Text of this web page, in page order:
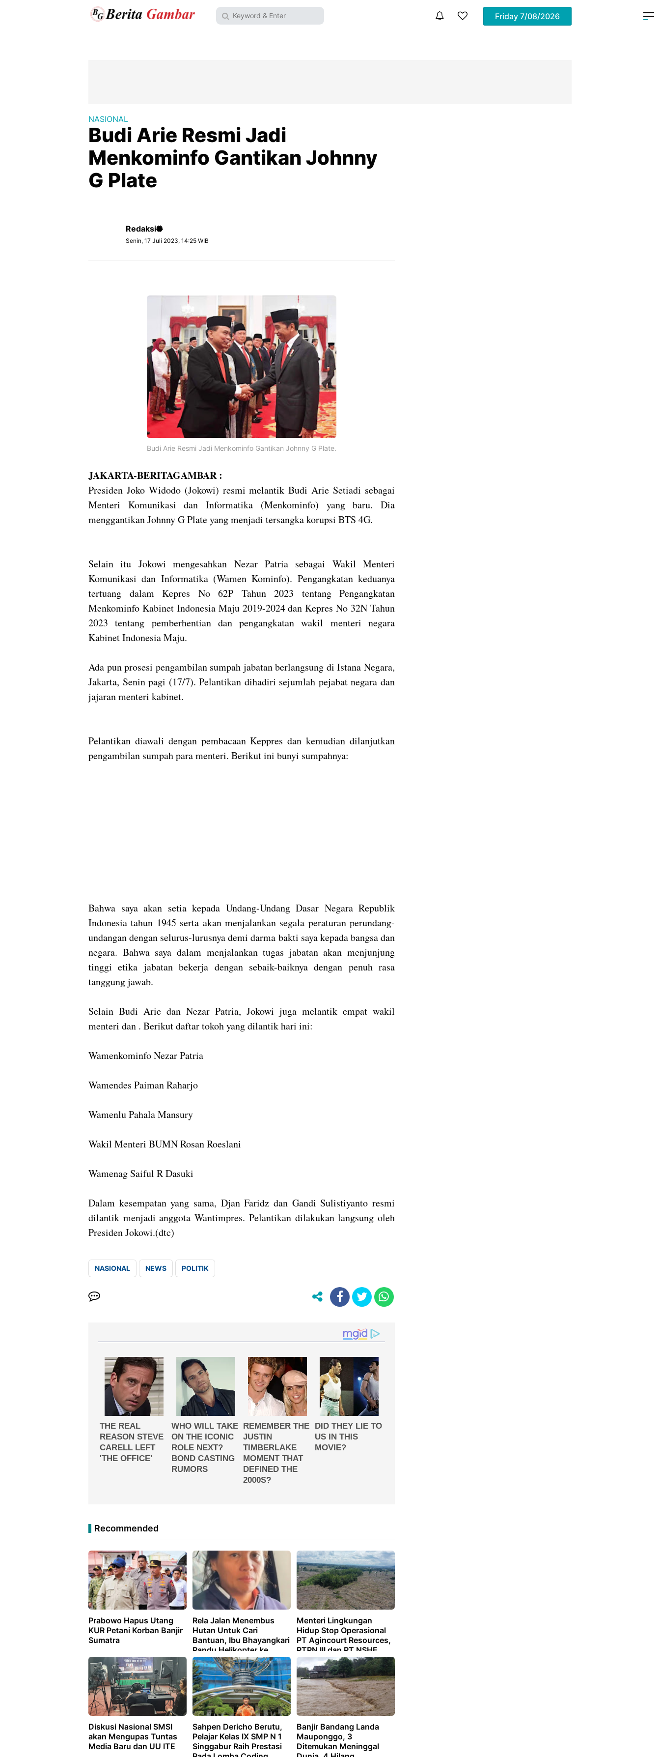
Friday 7/08/2026
NASIONAL
Budi Arie Resmi Jadi
Menkominfo Gantikan Johnny
G Plate
Redaksi
Senin, 17 Juli 2023, 14:25 WIB
Budi Arie Resmi Jadi Menkominfo Gantikan Johnny G Plate.
JAKARTA-BERITAGAMBAR :
Presiden Joko Widodo (Jokowi) resmi melantik Budi Arie Setiadi sebagai
Menteri Komunikasi dan Informatika (Menkominfo) yang baru. Dia
menggantikan Johnny G Plate yang menjadi tersangka korupsi BTS 4G.
Selain itu Jokowi mengesahkan Nezar Patria sebagai Wakil Menteri
Komunikasi dan Informatika (Wamen Kominfo). Pengangkatan keduanya
tertuang dalam Kepres No 62P Tahun 2023 tentang Pengangkatan
Menkominfo Kabinet Indonesia Maju 2019-2024 dan Kepres No 32N Tahun
2023 tentang pemberhentian dan pengangkatan wakil menteri negara
Kabinet Indonesia Maju.
Ada pun prosesi pengambilan sumpah jabatan berlangsung di Istana Negara,
Jakarta, Senin pagi (17/7). Pelantikan dihadiri sejumlah pejabat negara dan
jajaran menteri kabinet.
Pelantikan diawali dengan pembacaan Keppres dan kemudian dilanjutkan
pengambilan sumpah para menteri. Berikut ini bunyi sumpahnya:
Bahwa saya akan setia kepada Undang-Undang Dasar Negara Republik
Indonesia tahun 1945 serta akan menjalankan segala peraturan perundang-
undangan dengan selurus-lurusnya demi darma bakti saya kepada bangsa dan
negara. Bahwa saya dalam menjalankan tugas jabatan akan menjunjung
tinggi etika jabatan bekerja dengan sebaik-baiknya dengan penuh rasa
tanggung jawab.
Selain Budi Arie dan Nezar Patria, Jokowi juga melantik empat wakil
menteri dan . Berikut daftar tokoh yang dilantik hari ini:
Wamenkominfo Nezar Patria
Wamendes Paiman Raharjo
Wamenlu Pahala Mansury
Wakil Menteri BUMN Rosan Roeslani
Wamenag Saiful R Dasuki
Dalam kesempatan yang sama, Djan Faridz dan Gandi Sulistiyanto resmi
dilantik menjadi anggota Wantimpres. Pelantikan dilakukan langsung oleh
Presiden Jokowi.(dtc)
NASIONAL NEWS POLITIK
Recommended
Prabowo Hapus Utang
KUR Petani Korban Banjir
Sumatra
Rela Jalan Menembus
Hutan Untuk Cari
Bantuan, Ibu Bhayangkari
Pandu Helikopter ke
Desanya
Menteri Lingkungan
Hidup Stop Operasional
PT Agincourt Resources,
PTPN III dan PT NSHE
Diskusi Nasional SMSI
akan Mengupas Tuntas
Media Baru dan UU ITE
Sahpen Dericho Berutu,
Pelajar Kelas IX SMP N 1
Singgabur Raih Prestasi
Pada Lomba Coding
Banjir Bandang Landa
Mauponggo, 3
Ditemukan Meninggal
Dunia, 4 Hilang